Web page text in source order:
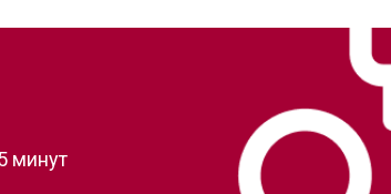
минут